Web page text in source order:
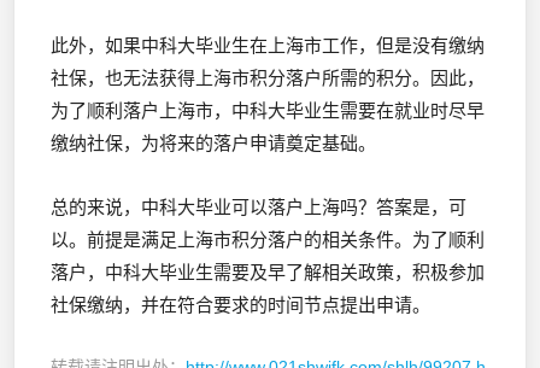
此外，如果中科大毕业生在上海市工作，但是没有缴纳
社保，也无法获得上海市积分落户所需的积分。因此，
为了顺利落户上海市，中科大毕业生需要在就业时尽早
缴纳社保，为将来的落户申请奠定基础。
总的来说，中科大毕业可以落户上海吗？答案是，可
以。前提是满足上海市积分落户的相关条件。为了顺利
落户，中科大毕业生需要及早了解相关政策，积极参加
社保缴纳，并在符合要求的时间节点提出申请。